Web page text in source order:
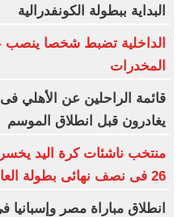
البداية ببطولة الكونفدرالية
الداخلية تضبط شخصا ينصب
المخدرات
يغادرون قبل انطلاق الموسم
26 فى نصف نهائى بطولة العالم
انطلاق مباراة مصر